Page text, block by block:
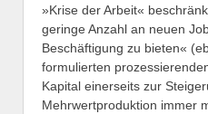
»Krise der Arbeit«
geringe Anzahl an neuen
Beschäftigung zu bieten«
formulierten
Kapital einerseits zur
Mehrwertproduktion immer